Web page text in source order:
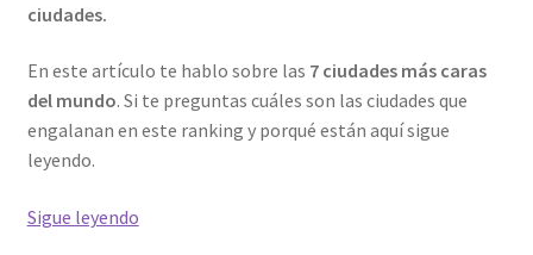
ciudades.
En este artículo te hablo sobre las 7 ciudades más caras
del mundo. Si te preguntas cuáles son las ciudades que
engalanan en este ranking y porqué están aquí sigue
leyendo.
Sigue leyendoLas